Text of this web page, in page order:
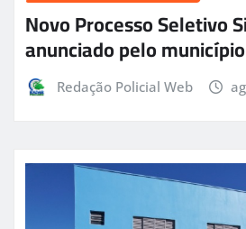
Novo Processo Seletivo
anunciado pelo município
Redação Policial Web